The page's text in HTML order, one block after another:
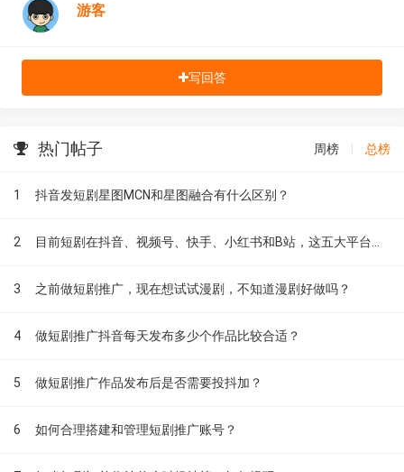
游客
写回答
热门帖子 周榜 总榜
1 抖音发短剧星图MCN和星图融合有什么区别？
2
3 之前做短剧推广，现在想试试漫剧，不知道漫剧好做吗？
4 做短剧推广抖音每天发布多少个作品比较合适？
5 做短剧推广作品发布后是否需要投抖加？
6 如何合理搭建和管理短剧推广账号？